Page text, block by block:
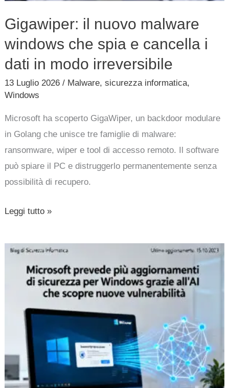
Gigawiper: il nuovo malware
windows che spia e cancella i
dati in modo irreversibile
13 Luglio 2026/ Malware,sicurezza informatica,
Windows
Microsoft ha scoperto GigaWiper, un backdoor modulare
in Golang che unisce tre famiglie di malware:
ransomware, wiper e tool di accesso remoto. Il software
può spiare il PC e distruggerlo permanentemente senza
possibilità di recupero.
Leggi tutto »
Microsoft
prevede
aggiornamenti
sicurezza
Windows
grazie